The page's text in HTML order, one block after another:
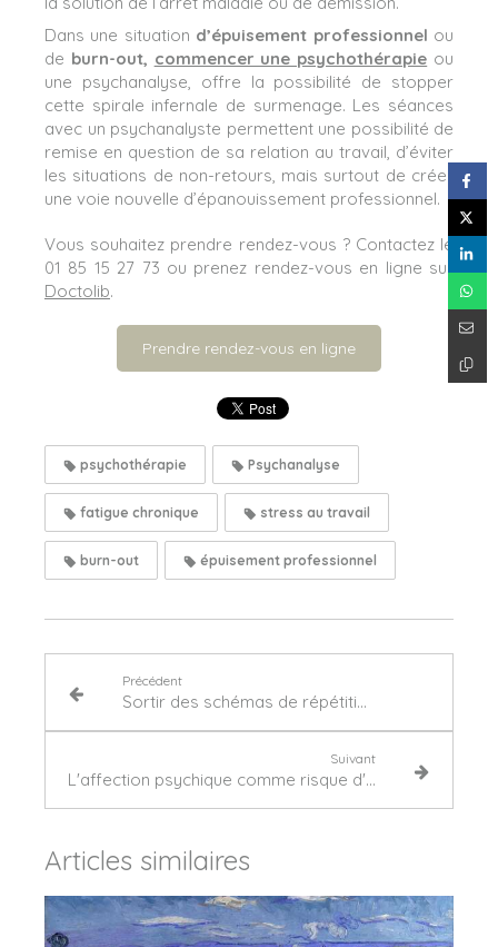
Dans une situation d’épuisement professionnel ou
de burn-out, commencer une psychothérapie ou
une psychanalyse, offre la possibilité de stopper
cette spirale infernale de surmenage. Les séances
avec un psychanalyste permettent une possibilité de
remise en question de sa relation au travail, d’éviter
les situations de non-retours, mais surtout de créer
une voie nouvelle d’épanouissement professionnel.
Vous souhaitez prendre rendez-vous ? Contactez le
01 85 15 27 73 ou prenez rendez-vous en ligne sur
Doctolib.
Prendre rendez-vous en ligne
psychothérapie Psychanalyse
fatigue chronique stress au travail
burn-out épuisement professionnel
Précédent
Sortir des schémas de répétition grâce à la psychanalyse à Courbevoie ?
Suivant
L'affection psychique comme risque d'accident du travail
Articles similaires